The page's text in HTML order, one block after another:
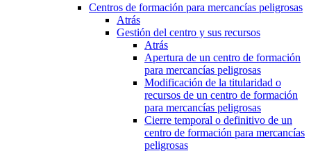
Centros de formación para mercancías peligrosas
Atrás
Gestión del centro y sus recursos
Atrás
Apertura de un centro de formación
para mercancías peligrosas
Modificación de la titularidad o
recursos de un centro de formación
para mercancías peligrosas
Cierre temporal o definitivo de un
centro de formación para mercancías
peligrosas